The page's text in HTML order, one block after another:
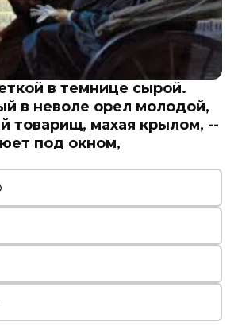
в темнице сырой.
в неволе орел молодой,
товарищ, махая крылом, --
под окном,